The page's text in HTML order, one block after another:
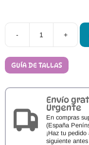
- +
GUÍA DE TALLAS
Envío
Urgente
En compras
(España
¡Haz tu
siguiente